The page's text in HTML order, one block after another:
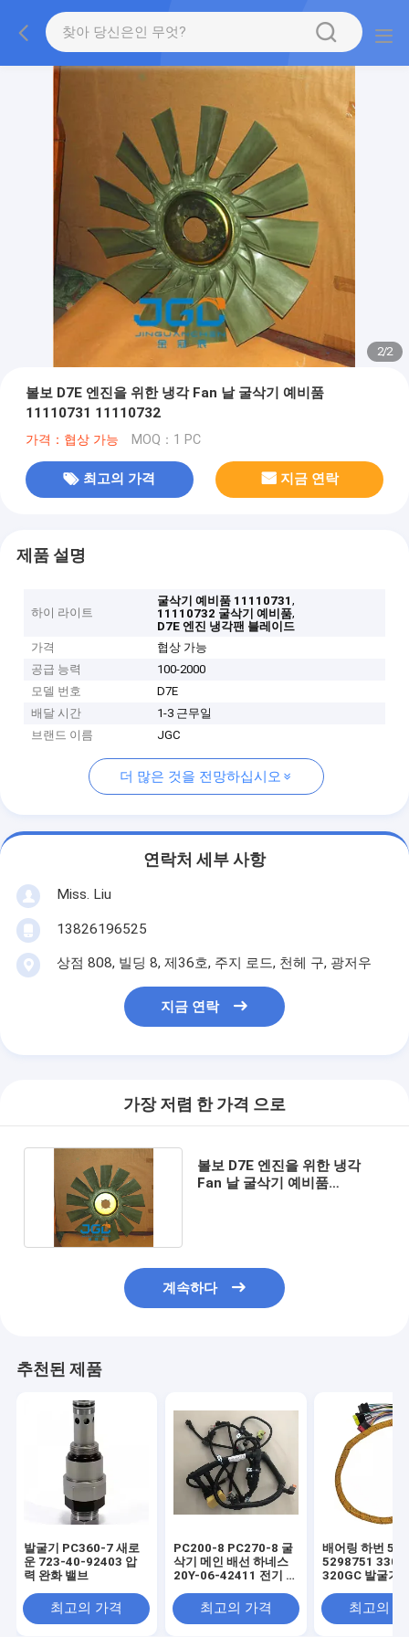
2/2
볼보 D7E 엔진을 위한 냉각 Fan 날 굴삭기 예비품
11110731 11110732
가격：협상 가능 MOQ：1 PC
최고의 가격 지금 연락
제품 설명
하이 라이트
굴삭기 예비품 11110731,
11110732 굴삭기 예비품,
D7E 엔진 냉각팬 블레이드
가격
협상 가능
공급 능력
100-2000
모델 번호
D7E
배달 시간
1-3 근무일
브랜드 이름
JGC
더 많은 것을 전망하십시오
연락처 세부 사항
Miss. Liu
13826196525
상점 808, 빌딩 8, 제36호, 주지 로드, 천헤 구, 광저우
지금 연락
가장 저렴 한 가격 으로
볼보 D7E 엔진을 위한 냉각
Fan 날 굴삭기 예비품
계속하다
추천된 제품
발굴기 PC360-7 새로
운 723-40-92403 압
력 완화 밸브
최고의 가격
PC200-8 PC270-8 굴
삭기 메인 배선 하네스
20Y-06-42411 전기 부
최고의 가격
배어링 하번
5298751
320GC 발굴기
최고의